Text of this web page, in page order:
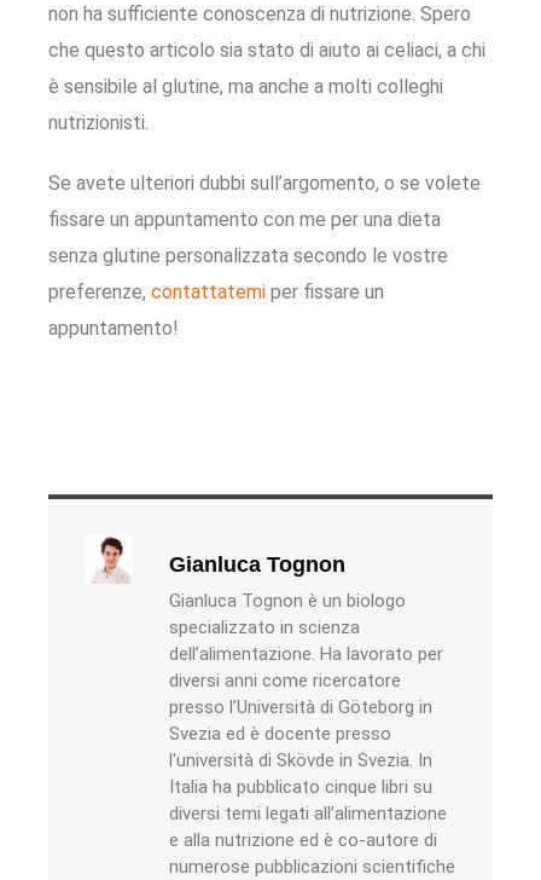
non ha sufficiente conoscenza di nutrizione. Spero
che questo articolo sia stato di aiuto ai celiaci, a chi
è sensibile al glutine, ma anche a molti colleghi
nutrizionisti.
Se avete ulteriori dubbi sull’argomento, o se volete
fissare un appuntamento con me per una dieta
senza glutine personalizzata secondo le vostre
preferenze, contattatemi per fissare un
appuntamento!
Gianluca Tognon
Gianluca Tognon è un biologo
specializzato in scienza
dell’alimentazione. Ha lavorato per
diversi anni come ricercatore
presso l’Università di Göteborg in
Svezia ed è docente presso
l'università di Skövde in Svezia. In
Italia ha pubblicato cinque libri su
diversi temi legati all’alimentazione
e alla nutrizione ed è co-autore di
numerose pubblicazioni scientifiche